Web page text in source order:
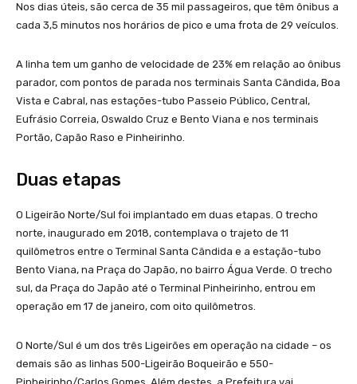
Nos dias úteis, são cerca de 35 mil passageiros, que têm ônibus a
cada 3,5 minutos nos horários de pico e uma frota de 29 veículos.
A linha tem um ganho de velocidade de 23% em relação ao ônibus
parador, com pontos de parada nos terminais Santa Cândida, Boa
Vista e Cabral, nas estações-tubo Passeio Público, Central,
Eufrásio Correia, Oswaldo Cruz e Bento Viana e nos terminais
Portão, Capão Raso e Pinheirinho.
Duas etapas
O Ligeirão Norte/Sul foi implantado em duas etapas. O trecho
norte, inaugurado em 2018, contemplava o trajeto de 11
quilômetros entre o Terminal Santa Cândida e a estação-tubo
Bento Viana, na Praça do Japão, no bairro Água Verde. O trecho
sul, da Praça do Japão até o Terminal Pinheirinho, entrou em
operação em 17 de janeiro, com oito quilômetros.
O Norte/Sul é um dos três Ligeirões em operação na cidade – os
demais são as linhas 500-Ligeirão Boqueirão e 550-